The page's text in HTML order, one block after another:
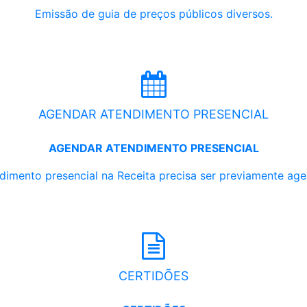
Emissão de guia de preços públicos diversos.
AGENDAR ATENDIMENTO PRESENCIAL
AGENDAR ATENDIMENTO PRESENCIAL
presencial na Receita precisa ser previamente
CERTIDÕES